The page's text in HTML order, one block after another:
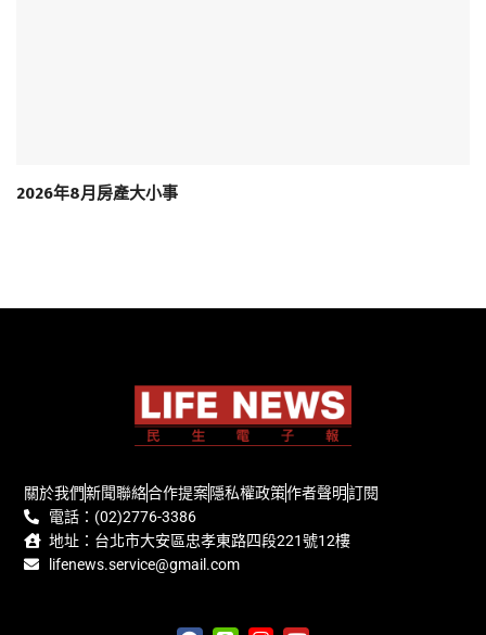
2026年8月房產大小事
關於我們新聞聯絡合作提案隱私權政策作者聲明訂閱
電話：(02)2776-3386
地址：台北市大安區忠孝東路四段221號12樓
lifenews.service@gmail.com